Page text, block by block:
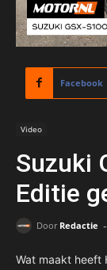
Facebook
Video
Suzuki
Editie
Door Redactie -
Wat maakt heeft